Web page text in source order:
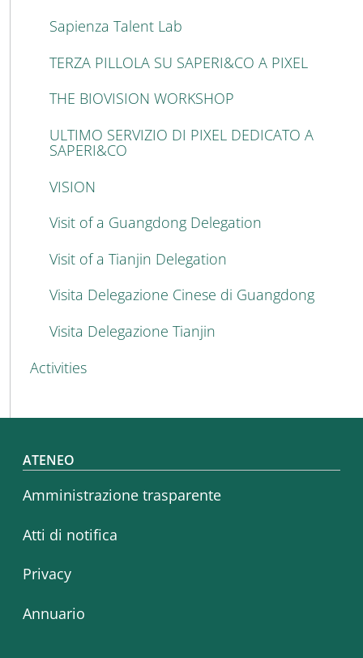
Sapienza Talent Lab
TERZA PILLOLA SU SAPERI&CO A PIXEL
THE BIOVISION WORKSHOP
ULTIMO SERVIZIO DI PIXEL DEDICATO A
SAPERI&CO
VISION
Visit of a Guangdong Delegation
Visit of a Tianjin Delegation
Visita Delegazione Cinese di Guangdong
Visita Delegazione Tianjin
Activities
Footer menu
ATENEO
Amministrazione trasparente
Atti di notifica
Privacy
Annuario